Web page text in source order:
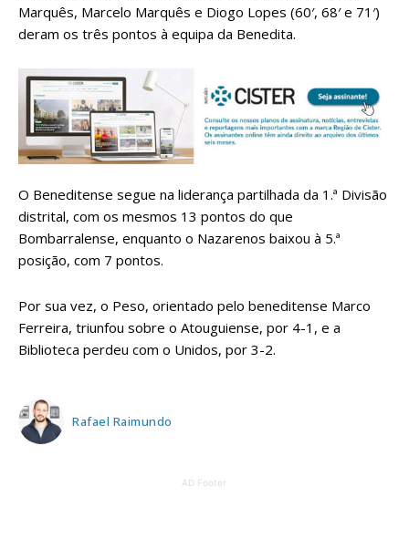
Marquês, Marcelo Marquês e Diogo Lopes (60′, 68′ e 71′)
deram os três pontos à equipa da Benedita.
O Beneditense segue na liderança partilhada da 1.ª Divisão
distrital, com os mesmos 13 pontos do que
Bombarralense, enquanto o Nazarenos baixou à 5.ª
posição, com 7 pontos.
Por sua vez, o Peso, orientado pelo beneditense Marco
Ferreira, triunfou sobre o Atouguiense, por 4-1, e a
Biblioteca perdeu com o Unidos, por 3-2.
Rafael Raimundo
AD Footer